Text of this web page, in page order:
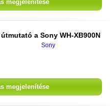
megjelenítése
a Sony WH-XB900N
Sony
megjelenítése